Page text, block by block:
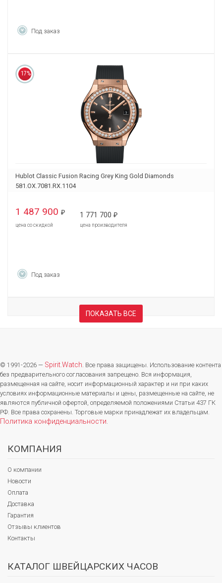
Под заказ
17%
Hublot Classic Fusion Racing Grey King Gold Diamonds
581.OX.7081.RX.1104
1 487 900 ₽
цена со скидкой
1 771 700 ₽
цена производителя
Под заказ
ПОКАЗАТЬ ВСЕ
© 1991-2026 — Spirit.Watch. Все права защищены. Использование контента
без предварительного согласования запрещено. Вся информация,
размещенная на сайте, носит информационный характер и ни при каких
условиях информационные материалы и цены, размещенные на сайте, не
являются публичной офертой, определяемой положениями Статьи 437 ГК
РФ. Все права сохранены. Торговые марки принадлежат их владельцам.
Политика конфиденциальности.
КОМПАНИЯ
О компании
Новости
Оплата
Доставка
Гарантия
Отзывы клиентов
Контакты
КАТАЛОГ ШВЕЙЦАРСКИХ ЧАСОВ